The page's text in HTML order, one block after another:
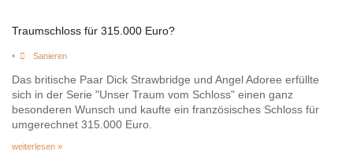
Traumschloss für 315.000 Euro?
• Sanieren
Das britische Paar Dick Strawbridge und Angel Adoree erfüllte
sich in der Serie "Unser Traum vom Schloss" einen ganz
besonderen Wunsch und kaufte ein französisches Schloss für
umgerechnet 315.000 Euro.
weiterlesen »